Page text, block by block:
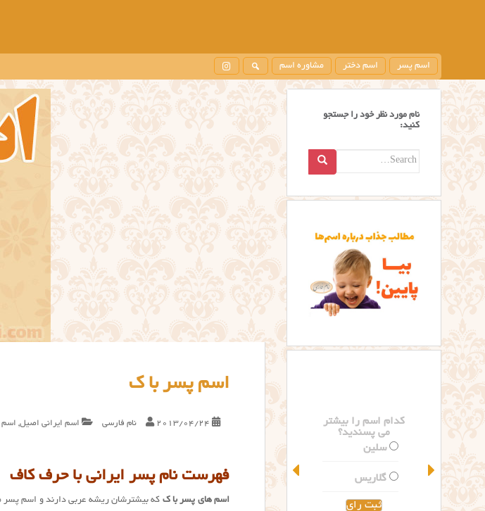
m
i
n
t
e
n
اسم پسر اسم دختر مشاوره اسم
اسم پسر با ک
2013/04/24 نام فارسی اسم ایرانی اصیل, اسم
فهرست نام پسر ایرانی با حرف کاف
اسم های پسر با ک که بیشترشان ریشه عربی دارند و اسم
نام مورد نظر خود را جستجو
کنید:
Search
کدام اسم را بیشتر
می پسندید؟
سلین
گلاریس